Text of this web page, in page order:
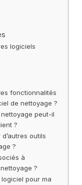
logiciels
fonctionnalités
de nettoyage ?
peut-il
?
outils
?
à
?
pour ma